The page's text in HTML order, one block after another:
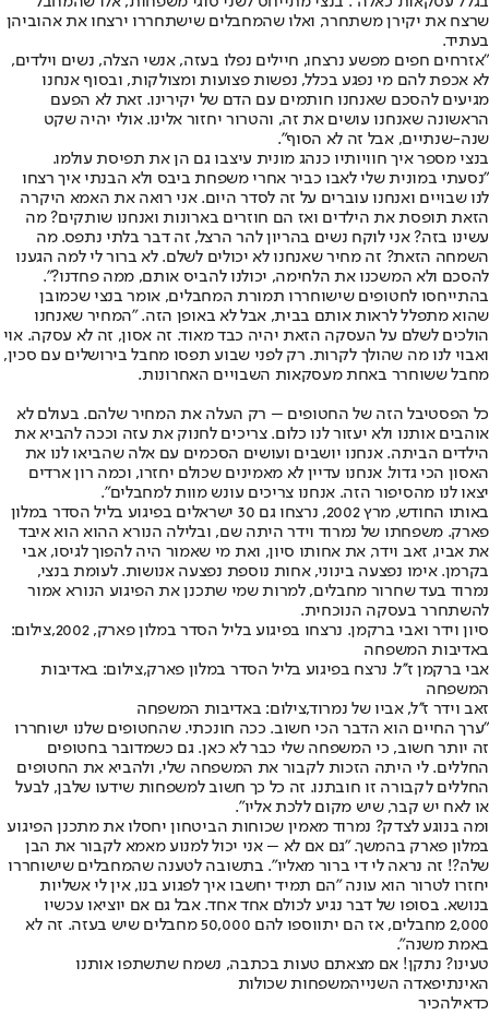
שרצח את יקירן משתחרר, ואלו שהמחבלים שישתחררו ירצחו את אהוביהן
בעתיד.
"אזרחים חפים מפשע נרצחו, חיילים נפלו בעזה, אנשי הצלה, נשים וילדים,
לא אכפת להם מי נפגע בכלל, נפשות פצועות ומצולקות, ובסוף אנחנו
מגיעים להסכם שאנחנו חותמים עם הדם של יקירינו. זאת לא הפעם
הראשונה שאנחנו עושים את זה, והטרור יחזור אלינו. אולי יהיה שקט
שנה-שנתיים, אבל זה לא הסוף".
בנצי מספר איך חוויותיו כנהג מונית עיצבו גם הן את תפיסת עולמו.
"נסעתי במונית שלי לאבו כביר אחרי משפחת ביבס ולא הבנתי איך רצחו
לנו שבויים ואנחנו עוברים על זה לסדר היום. אני רואה את האמא היקרה
הזאת תופסת את הילדים ואז הם חוזרים בארונות ואנחנו שותקים? מה
עשינו בזה? אני לוקח נשים בהריון להר הרצל, זה דבר בלתי נתפס. מה
השמחה הזאת? זה מחיר שאנחנו לא יכולים לשלם. לא ברור לי למה הגענו
להסכם ולא המשכנו את הלחימה, יכולנו להביס אותם, ממה פחדנו?".
בהתייחסו לחטופים שישוחררו תמורת המחבלים, אומר בנצי שכמובן
שהוא מתפלל לראות אותם בבית, אבל לא באופן הזה. "המחיר שאנחנו
הולכים לשלם על העסקה הזאת יהיה כבד מאוד. זה אסון, זה לא עסקה. אוי
ואבוי לנו מה שהולך לקרות. רק לפני שבוע תפסו מחבל בירושלים עם סכין,
מחבל ששוחרר באחת מעסקאות השבויים האחרונות.
כל הפסטיבל הזה של החטופים – רק העלה את המחיר שלהם. בעולם לא
אוהבים אותנו ולא יעזור לנו כלום. צריכים לחנוק את עזה וככה להביא את
הילדים הביתה. אנחנו יושבים ועושים הסכמים עם אלה שהביאו לנו את
האסון הכי גדול. אנחנו עדיין לא מאמינים שכולם יחזרו, וכמה רון ארדים
יצאו לנו מהסיפור הזה. אנחנו צריכים עונש מוות למחבלים".
באותו החודש, מרץ 2002, נרצחו גם 30 ישראלים בפיגוע בליל הסדר במלון
פארק. משפחתו של נמרוד וידר היתה שם, ובלילה הנורא ההוא הוא איבד
את אביו, זאב וידר, את אחותו סיון, ואת מי שאמור היה להפוך לגיסו, אבי
בקרמן. אימו נפצעה בינוני, אחות נוספת נפצעה אנושות. לעומת בנצי,
נמרוד בעד שחרור מחבלים, למרות שמי שתכנן את הפיגוע הנורא אמור
להשתחרר בעסקה הנוכחית.
סיון וידר ואבי ברקמן. נרצחו בפיגוע בליל הסדר במלון פארק, 2002,צילום:
באדיבות המשפחה
אבי ברקמן ז''ל. נרצח בפיגוע בליל הסדר במלון פארק,צילום: באדיבות
המשפחה
זאב וידר ז''ל, אביו של נמרוד,צילום: באדיבות המשפחה
"ערך החיים הוא הדבר הכי חשוב. ככה חונכתי. שהחטופים שלנו ישוחררו
זה יותר חשוב, כי המשפחה שלי כבר לא כאן. גם כשמדובר בחטופים
החללים. לי היתה הזכות לקבור את המשפחה שלי, ולהביא את החטופים
החללים לקבורה זו חובתנו. זה כל כך חשוב למשפחות שידעו שלבן, לבעל
או לאח יש קבר, שיש מקום ללכת אליו".
ומה בנוגע לצדק? נמרוד מאמין שכוחות הביטחון יחסלו את מתכנן הפיגוע
במלון פארק בהמשך. "גם אם לא – אני יכול למנוע מאמא לקבור את הבן
שלה?! זה נראה לי די ברור מאליו". בתשובה לטענה שהמחבלים שישוחררו
יחזרו לטרור הוא עונה "הם תמיד יחשבו איך לפגוע בנו, אין לי אשליות
בנושא. בסופו של דבר נגיע לכולם אחד אחד. אבל גם אם יוציאו עכשיו
2,000 מחבלים, אז הם יתווספו להם 50,000 מחבלים שיש בעזה. זה לא
באמת משנה".
טעינו? נתקן! אם מצאתם טעות בכתבה, נשמח שתשתפו אותנו
האינתיפאדה השנייהמשפחות שכולות
כדאילהכיר